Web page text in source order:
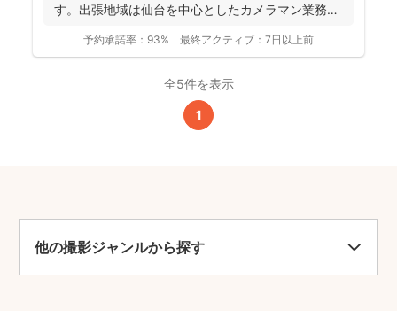
す。出張地域は仙台を中心としたカメラマン業務を
予約承諾率： 93% 最終アクティブ： 7日以上前
全5件を表示
1
他の撮影ジャンルから探す